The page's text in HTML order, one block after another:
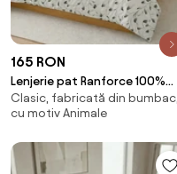
165 RON
Lenjerie pat Ranforce 100%
Cotton Pro (RCP65)
Clasic, fabricată din bumbac,
cu motiv Animale